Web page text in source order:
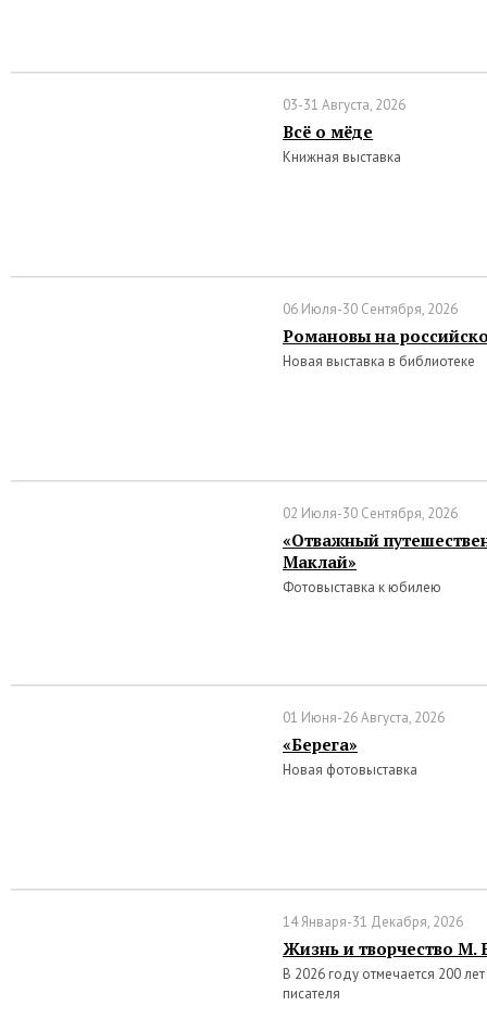
03-31 Августа, 2026
Всё о мёде
Книжная выставка
06 Июля-30 Сентября, 2026
Романовы на
Новая выставка в библиотеке
02 Июля-30 Сентября, 2026
«Отважный
Маклай»
Фотовыставка к юбилею
01 Июня-26 Августа, 2026
«Берега»
Новая фотовыставка
14 Января-31 Декабря, 2026
Жизнь и творчество М.
В 2026 году отмечается 200
писателя